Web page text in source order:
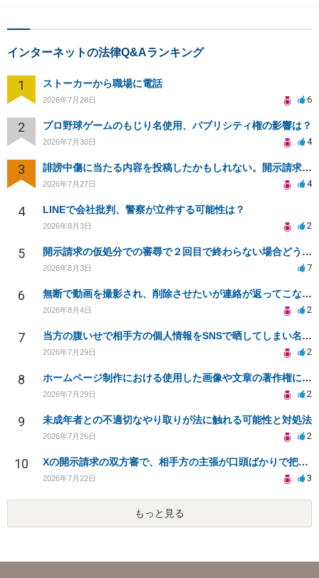
インターネットの法律Q&Aランキング
1 ストーカーから職場に電話
2026年7月28日 6
2 プロ野球ゲームのもじり名使用、パブリシティ権の影響は？
2026年7月30日 4
3 誹謗中傷に当たる内容を投稿したかもしれない。開示請求や民事刑事裁判に発展しうるのか教えて欲しい。
2026年7月27日 4
4 LINEで会社批判、警察が立件する可能性は？
2026年8月3日 2
5 開示請求の仮処分での審尋で２回目で終わらない場合どうしたらいいですか
2026年8月3日 7
6 無断で動画を撮影され、削除させたいが連絡が返ってこない。
2026年8月4日 2
7 当方の腹いせで相手方の個人情報をSNSで晒してしまい名誉毀損させてしまったかもしれない
2026年7月29日 2
8 ホームページ制作における使用した画像や文章の著作権について
2026年7月29日 2
9 未成年者との不適切なやり取りが法に触れる可能性と対処法
2026年7月26日 2
10 Xの開示請求の双方審で、相手方の主張が口頭ばかりで把握しきれません
2026年7月22日 3
もっと見る